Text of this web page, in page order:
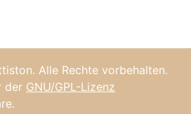
Alle Rechte vorbehalten.
der GNU/GPL-Lizenz